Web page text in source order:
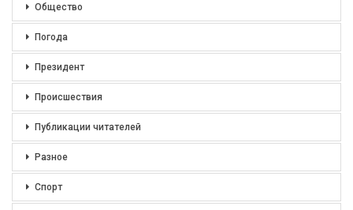
Общество
Погода
Президент
Происшествия
Публикации читателей
Разное
Спорт